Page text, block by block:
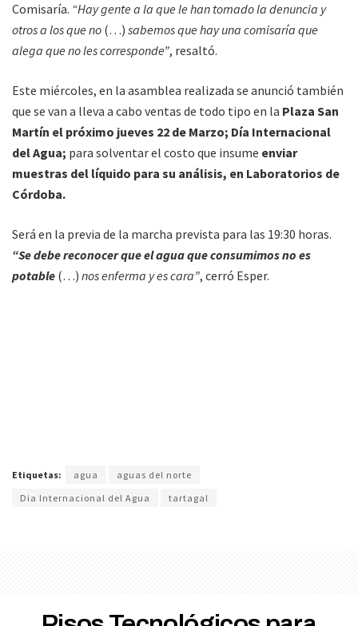
Comisaría. “Hay gente a la que le han tomado la denuncia y
otros a los que no (…) sabemos que hay una comisaría que
alega que no les corresponde”, resaltó.
Este miércoles, en la asamblea realizada se anunció también
que se van a lleva a cabo ventas de todo tipo en la Plaza San
Martín el próximo jueves 22 de Marzo; Día Internacional
del Agua; para solventar el costo que insume enviar
muestras del líquido para su análisis, en Laboratorios de
Córdoba.
Será en la previa de la marcha prevista para las 19:30 horas.
“Se debe reconocer que el agua que consumimos no es
potable (…) nos enferma y es cara”, cerró Esper.
Etiquetas: agua
aguas del norte
Dia Internacional del Agua
tartagal